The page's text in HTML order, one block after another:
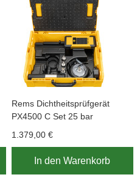
Rems Dichtheitsprüfgerät
PX4500 C Set 25 bar
1.379,00 €
In den Warenkorb